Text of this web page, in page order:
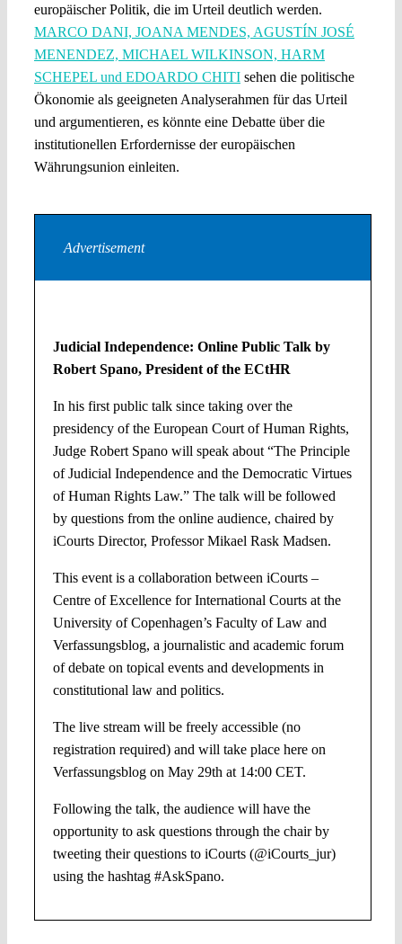
europäischer Politik, die im Urteil deutlich werden.
MARCO DANI, JOANA MENDES, AGUSTÍN JOSÉ
MENENDEZ, MICHAEL WILKINSON, HARM
SCHEPEL und EDOARDO CHITIsehen die politische
Ökonomie als geeigneten Analyserahmen für das Urteil
und argumentieren, es könnte eine Debatte über die
institutionellen Erfordernisse der europäischen
Währungsunion einleiten.
Advertisement
Judicial Independence: Online Public Talk by
Robert Spano, President of the ECtHR
In his first public talk since taking over the
presidency of the European Court of Human Rights,
Judge Robert Spano will speak about “The Principle
of Judicial Independence and the Democratic Virtues
of Human Rights Law.” The talk will be followed
by questions from the online audience, chaired by
iCourts Director, Professor Mikael Rask Madsen.
This event is a collaboration between iCourts –
Centre of Excellence for International Courts at the
University of Copenhagen’s Faculty of Law and
Verfassungsblog, a journalistic and academic forum
of debate on topical events and developments in
constitutional law and politics.
The live stream will be freely accessible (no
registration required) and will take place here on
Verfassungsblog on May 29th at 14:00 CET.
Following the talk, the audience will have the
opportunity to ask questions through the chair by
tweeting their questions to iCourts (@iCourts_jur)
using the hashtag #AskSpano.